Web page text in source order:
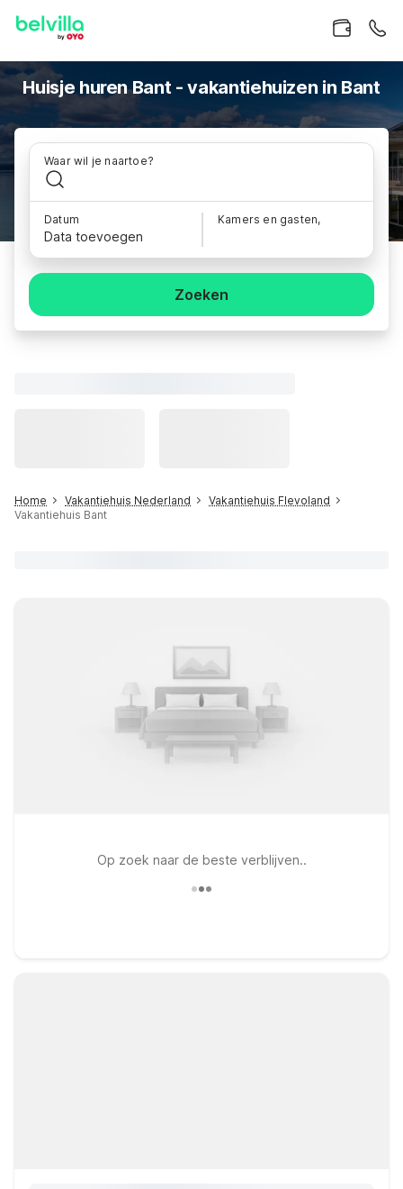
Huisje huren Bant - vakantiehuizen in Bant
Waar wil je naartoe?
Datum
Data toevoegen
Kamers en gasten,
Zoeken
Home Vakantiehuis Nederland
Vakantiehuis Flevoland
Vakantiehuis Bant
Op zoek naar de beste verblijven..